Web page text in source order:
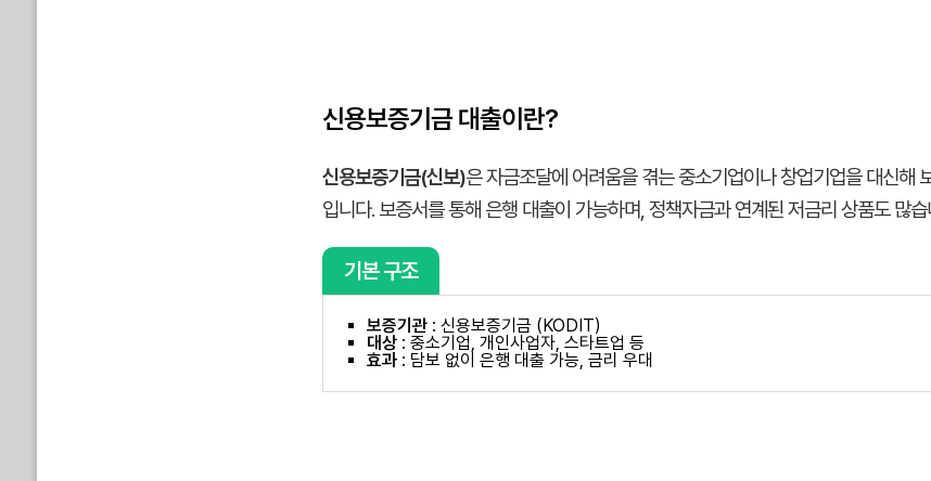
신용보증기금 대출이란?
신용보증기금(신보)은 자금조달에 어려움을 겪는 중소기업이나 창업기업을 대신해
입니다. 보증서를 통해 은행 대출이 가능하며, 정책자금과 연계된 저금리 상품도 많습
기본 구조
보증기관: 신용보증기금 (KODIT)
대상: 중소기업, 개인사업자, 스타트업 등
효과: 담보 없이 은행 대출 가능, 금리 우대